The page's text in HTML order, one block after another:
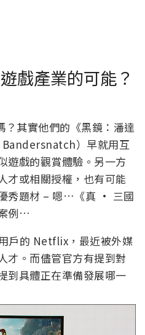
戲產業的可能？
其實他們的《黑鏡：潘達
）早就用互
遊戲的觀賞體驗。另一方
才或相關授權，也有可能
秀題材 – 嗯…《真 · 三國
例…
戶的 Netflix，最近被外媒
才。而儘管官方有提到對
到具體正在準備發展哪一